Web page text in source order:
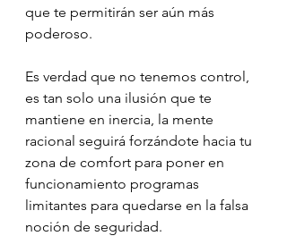
que te permitirán ser aún más
poderoso.
Es verdad que no tenemos control,
es tan solo una ilusión que te
mantiene en inercia, la mente
racional seguirá forzándote hacia tu
zona de comfort para poner en
funcionamiento programas
limitantes para quedarse en la falsa
noción de seguridad.